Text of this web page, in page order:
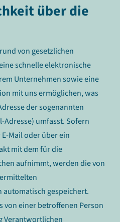
über die
von gesetzlichen
schnelle elektronische
Unternehmen sowie eine
mit uns ermöglichen, was
der sogenannten
Adresse) umfasst. Sofern
Mail oder über ein
mit dem für die
aufnimmt, werden die von
automatisch gespeichert.
von einer betroffenen Person
Verantwortlichen